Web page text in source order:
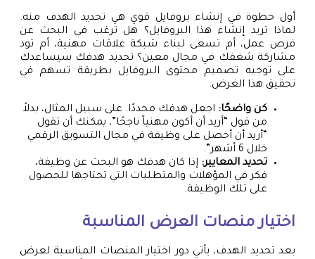
أول خطوة في إنشاء بروفايل قوي هي تحديد الهدف منه.
لماذا تريد إنشاء هذا البروفايل؟ هل ترغب في البحث عن
فرص عمل، أم تسعى لبناء شبكة علاقات مهنية، أم تود
مشاركة شغفك في مجال معين؟ تحديد هدفك سيساعدك
على توجيه تصميم محتوى البروفايل بطريقة تسهم في
تحقيق هذا الغرض.
كن واضحًا: اجعل هدفك محددًا. على سبيل المثال، بدلاً
من قول “أريد أن أكون مهنياً ناجحًا”، يمكنك أن تقول
“أريد أن أحصل على وظيفة في مجال التسويق الرقمي
خلال 6 أشهر”.
تحديد المعايير: إذا كان هدفك هو البحث عن وظيفة،
فكر في المؤهلات والمتطلبات التي تحتاجها للحصول
على تلك الوظيفة.
اختيار منصات العرض المناسبة
بعد تحديد الهدف، يأتي دور اختيار المنصات المناسبة لعرض